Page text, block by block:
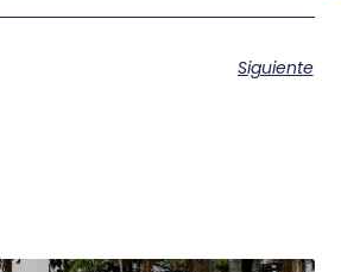
Siguiente